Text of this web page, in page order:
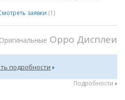
заявки (1)
Оригинальные Oppo Дисплеи
подробности
Подробности